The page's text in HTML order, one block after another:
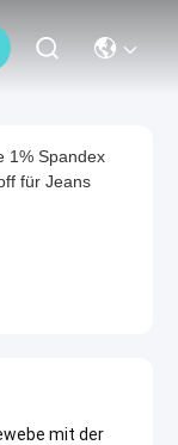
1% Spandex
für Jeans
mit der